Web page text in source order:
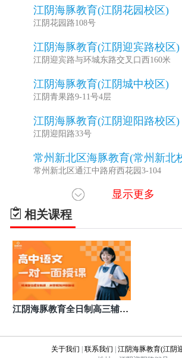
江阴海豚教育(江阴花园校区)
江阴花园路108号
江阴海豚教育(江阴迎宾路校区)
江阴迎宾路与环城东路交叉口西160米
江阴海豚教育(江阴城中校区)
江阴青果路9-11号4层
江阴海豚教育(江阴迎阳路校区)
江阴迎阳路33号
常州新北区海豚教育(常州新北
常州新北区通江中路府西花园3-104
常州天宁区海豚教育(常州天宁
常州天宁区博爱路50号
7 常州武进区海豚教育(常州湖塘
常州武进区常武北路72号
8 苏州吴中区海豚教育(苏州星海
苏州吴中区星海街198号星海大厦西塔4幢
9 苏州虎丘区海豚教育(苏州玉山
苏州姑苏区海豚教育(养育巷校
苏州姑苏区干将西路217号
显示更多
相关课程
江阴海豚教育全日制高三辅导
关于我们 | 联系我们 | 江阴海豚教育(江阴